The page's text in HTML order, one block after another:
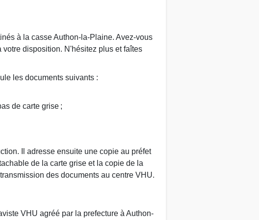
à la casse Authon-la-Plaine. Avez-vous
disposition. N'hésitez plus et faîtes
les documents suivants :
de carte grise ;
Il adresse ensuite une copie au préfet
de la carte grise et la copie de la
des documents au centre VHU.
VHU agréé par la prefecture à Authon-